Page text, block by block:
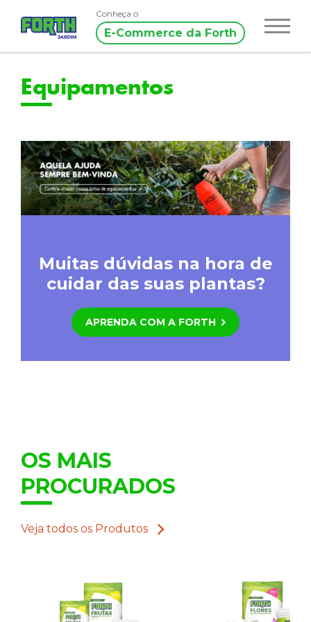
Conheça o
E-Commerce da Forth
Equipamentos
Muitas dúvidas na hora de
cuidar das suas plantas?
APRENDA COM A FORTH
OS MAIS
PROCURADOS
Veja todos os Produtos